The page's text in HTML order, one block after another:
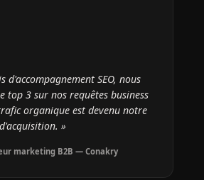
d'accompagnement SEO, nous
top 3 sur nos requêtes business
organique est devenu notre
»
marketing B2B — Conakry